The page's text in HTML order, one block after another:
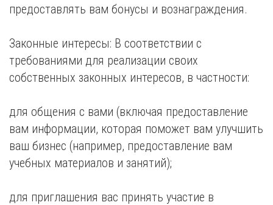
предоставлять вам бонусы и вознаграждения.
Законные интересы: В соответствии с
требованиями для реализации своих
собственных законных интересов, в частности:
для общения с вами (включая предоставление
вам информации, которая поможет вам улучшить
ваш бизнес (например, предоставление вам
учебных материалов и занятий);
для приглашения вас принять участие в